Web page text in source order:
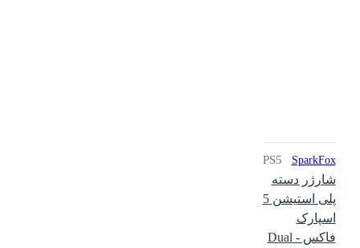
SparkFox
PS5
شارژر دسته
پلی استیشن 5
اسپارک
فاکس - Dual